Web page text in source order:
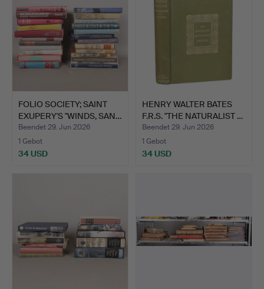
FOLIO SOCIETY; SAINT
EXUPERY'S "WINDS, SAN…
Beendet 29. Jun 2026
1 Gebot
34 USD
HENRY WALTER BATES
F.R.S. "THE NATURALIST …
Beendet 29. Jun 2026
1 Gebot
34 USD